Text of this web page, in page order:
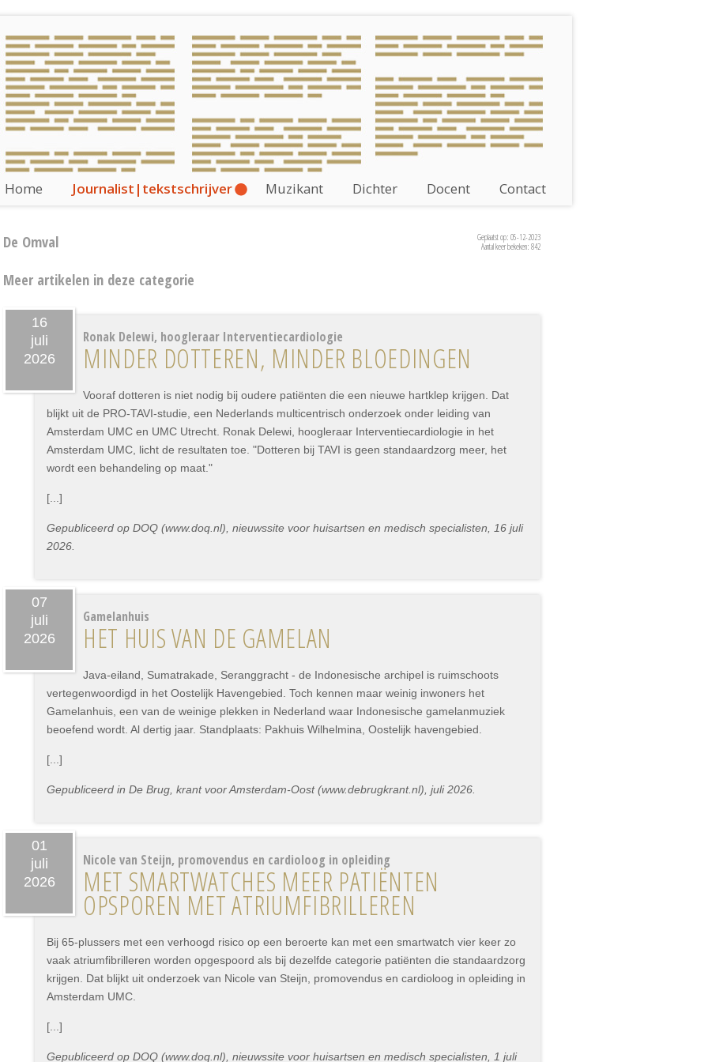
Home Journalist|tekstschrijver Muzikant Dichter Docent Contact
De Omval
Geplaatst op: 05-12-2023
Aantal keer bekeken: 842
Meer artikelen in deze categorie
16
juli
2026
Ronak Delewi, hoogleraar Interventiecardiologie
MINDER DOTTEREN, MINDER BLOEDINGEN
Vooraf dotteren is niet nodig bij oudere patiënten die een nieuwe hartklep krijgen. Dat
blijkt uit de PRO-TAVI-studie, een Nederlands multicentrisch onderzoek onder leiding van
Amsterdam UMC en UMC Utrecht. Ronak Delewi, hoogleraar Interventiecardiologie in het
Amsterdam UMC, licht de resultaten toe. "Dotteren bij TAVI is geen standaardzorg meer, het
wordt een behandeling op maat."
[...]
Gepubliceerd op DOQ (www.doq.nl), nieuwssite voor huisartsen en medisch specialisten, 16 juli
2026.
07
juli
2026
Gamelanhuis
HET HUIS VAN DE GAMELAN
Java-eiland, Sumatrakade, Seranggracht - de Indonesische archipel is ruimschoots
vertegenwoordigd in het Oostelijk Havengebied. Toch kennen maar weinig inwoners het
Gamelanhuis, een van de weinige plekken in Nederland waar Indonesische gamelanmuziek
beoefend wordt. Al dertig jaar. Standplaats: Pakhuis Wilhelmina, Oostelijk havengebied.
[...]
Gepubliceerd in De Brug, krant voor Amsterdam-Oost (www.debrugkrant.nl), juli 2026.
01
juli
2026
Nicole van Steijn, promovendus en cardioloog in opleiding
MET SMARTWATCHES MEER PATIËNTEN
OPSPOREN MET ATRIUMFIBRILLEREN
Bij 65-plussers met een verhoogd risico op een beroerte kan met een smartwatch vier keer zo
vaak atriumfibrilleren worden opgespoord als bij dezelfde categorie patiënten die standaardzorg
krijgen. Dat blijkt uit onderzoek van Nicole van Steijn, promovendus en cardioloog in opleiding in
Amsterdam UMC.
[...]
Gepubliceerd op DOQ (www.doq.nl), nieuwssite voor huisartsen en medisch specialisten, 1 juli